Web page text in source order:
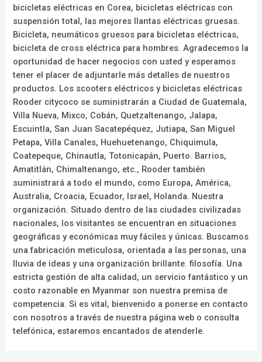
bicicletas eléctricas en Corea, bicicletas eléctricas con
suspensión total, las mejores llantas eléctricas gruesas.
Bicicleta, neumáticos gruesos para bicicletas eléctricas,
bicicleta de cross eléctrica para hombres. Agradecemos la
oportunidad de hacer negocios con usted y esperamos
tener el placer de adjuntarle más detalles de nuestros
productos. Los scooters eléctricos y bicicletas eléctricas
Rooder citycoco se suministrarán a Ciudad de Guatemala,
Villa Nueva, Mixco, Cobán, Quetzaltenango, Jalapa,
Escuintla, San Juan Sacatepéquez, Jutiapa, San Miguel
Petapa, Villa Canales, Huehuetenango, Chiquimula,
Coatepeque, Chinautla, Totonicapán, Puerto. Barrios,
Amatitlán, Chimaltenango, etc., Rooder también
suministrará a todo el mundo, como Europa, América,
Australia, Croacia, Ecuador, Israel, Holanda. Nuestra
organización. Situado dentro de las ciudades civilizadas
nacionales, los visitantes se encuentran en situaciones
geográficas y económicas muy fáciles y únicas. Buscamos
una fabricación meticulosa, orientada a las personas, una
lluvia de ideas y una organización brillante. filosofía. Una
estricta gestión de alta calidad, un servicio fantástico y un
costo razonable en Myanmar son nuestra premisa de
competencia. Si es vital, bienvenido a ponerse en contacto
con nosotros a través de nuestra página web o consulta
telefónica, estaremos encantados de atenderle.